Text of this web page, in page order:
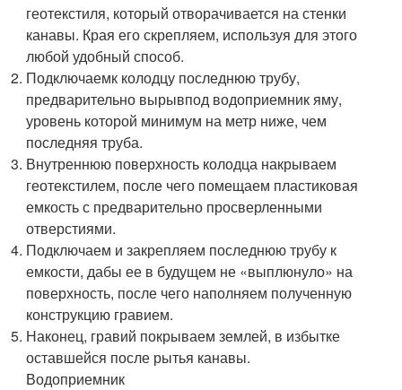
геотекстиля, который отворачивается на стенки
канавы. Края его скрепляем, используя для этого
любой удобный способ.
Подключаемк колодцу последнюю трубу,
предварительно вырывпод водоприемник яму,
уровень которой минимум на метр ниже, чем
последняя труба.
Внутреннюю поверхность колодца накрываем
геотекстилем, после чего помещаем пластиковая
емкость с предварительно просверленными
отверстиями.
Подключаем и закрепляем последнюю трубу к
емкости, дабы ее в будущем не «выплюнуло» на
поверхность, после чего наполняем полученную
конструкцию гравием.
Наконец, гравий покрываем землей, в избытке
оставшейся после рытья канавы.
Водоприемник